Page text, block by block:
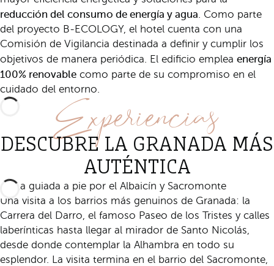
reducción del consumo de energía y agua . Como parte
del proyecto B-ECOLOGY, el hotel cuenta con una
Comisión de Vigilancia destinada a definir y cumplir los
objetivos de manera periódica. El edificio emplea energía
100% renovable como parte de su compromiso en el
cuidado del entorno.Experiencias
DESCUBRE LA GRANADA MÁS
AUTÉNTICA
Visita guiada a pie por el Albaicín y Sacromonte
Una visita a los barrios más genuinos de Granada: la
Carrera del Darro, el famoso Paseo de los Tristes y calles
laberínticas hasta llegar al mirador de Santo Nicolás,
desde donde contemplar la Alhambra en todo su
esplendor. La visita termina en el barrio del Sacromonte,